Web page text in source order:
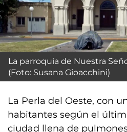
La parroquia de Nuestra
(Foto: Susana Gioacchini)
La Perla del Oeste, con
habitantes según el
ciudad llena de